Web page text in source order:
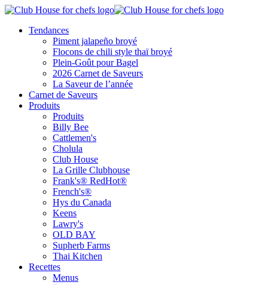
Tendances
Piment jalapeño broyé
Flocons de chili style thaï broyé
Plein-Goût pour Bagel
2026 Carnet de Saveurs
La Saveur de l’année
Carnet de Saveurs
Produits
Produits
Billy Bee
Cattlemen's
Cholula
Club House
La Grille Clubhouse
Frank's® RedHot®
French's®
Hys du Canada
Keens
Lawry's
OLD BAY
Supherb Farms
Thai Kitchen
Recettes
Menus